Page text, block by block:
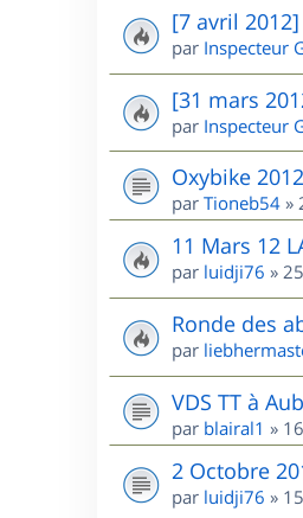
[7 avril
par Inspecteur
[31 mars
par Inspecteur
Oxybike
par Tioneb54 »
11 Mars 12
par luidji76 »
Ronde des
par
VDS TT à
par blairal1 »
2 Octobre
par luidji76 »